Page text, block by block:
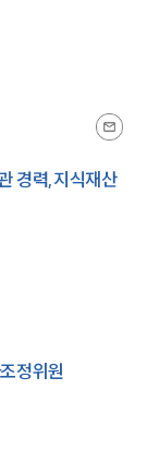
경력,지식재산
정위원